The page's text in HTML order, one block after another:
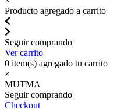
Producto agregado a carrito
Seguir comprando
Ver carrito
0 item(s) agregado tu carrito
×
MUTMA
Seguir comprando
Checkout